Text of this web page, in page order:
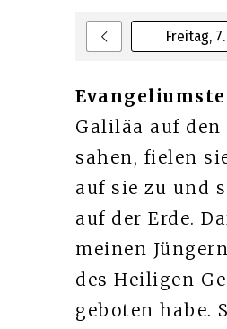
Galiläa auf den
sahen, fielen
auf sie zu und
auf der Erde.
meinen
des Heiligen
geboten habe.